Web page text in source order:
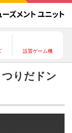
設置ゲーム機
りだドン